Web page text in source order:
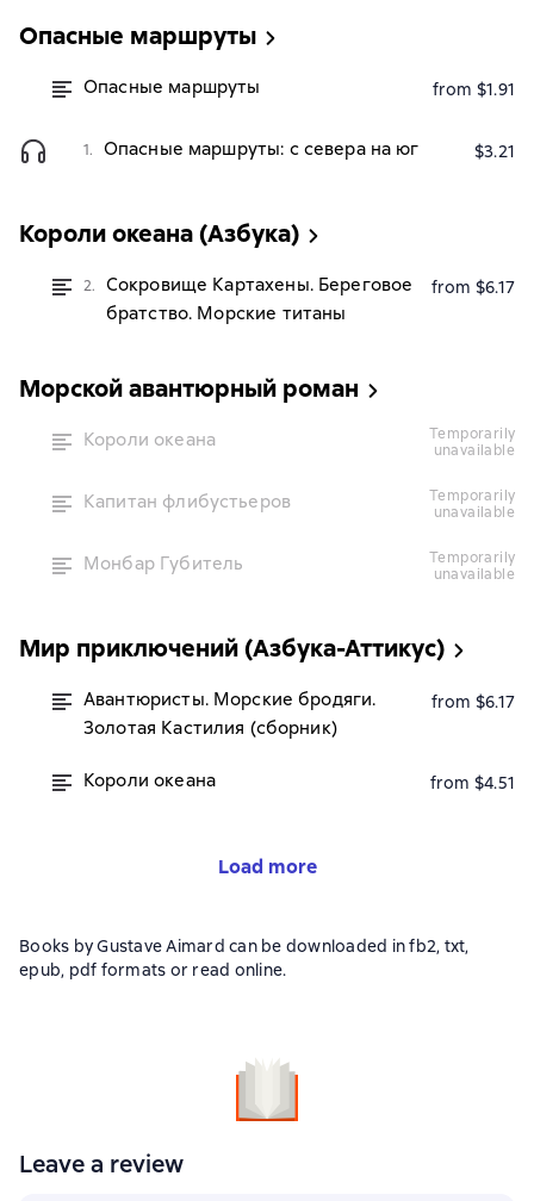
Опасные маршруты
Опасные маршруты from $1.91
1. Опасные маршруты: с севера на юг $3.21
Короли океана (Азбука)
2.
Сокровище Картахены. Береговое
братство. Морские титаны
from $6.17
Морской авантюрный роман
Короли океана
temporarily
unavailable
Капитан флибустьеров
temporarily
unavailable
Монбар Губитель
temporarily
unavailable
Мир приключений (Азбука-Аттикус)
Авантюристы. Морские бродяги.
Золотая Кастилия (сборник)
from $6.17
Короли океана from $4.51
Load more
Books by Gustave Aimard can be downloaded in fb2, txt,
epub, pdf formats or read online.
Leave a review